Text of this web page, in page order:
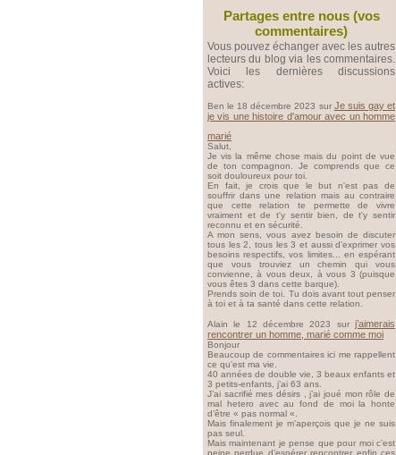
Partages entre nous (vos
commentaires)
Vous pouvez échanger avec les autres
lecteurs du blog via les commentaires.
Voici les dernières discussions
actives:
Ben le 18 décembre 2023 sur Je suis gay et
je vis une histoire d'amour avec un homme
marié
Salut,
Je vis la même chose mais du point de vue
de ton compagnon. Je comprends que ce
soit douloureux pour toi.
En fait, je crois que le but n'est pas de
souffrir dans une relation mais au contraire
que cette relation te permette de vivre
vraiment et de t'y sentir bien, de t'y sentir
reconnu et en sécurité.
A mon sens, vous avez besoin de discuter
tous les 2, tous les 3 et aussi d'exprimer vos
besoins respectifs, vos limites... en espérant
que vous trouviez un chemin qui vous
convienne, à vous deux, à vous 3 (puisque
vous êtes 3 dans cette barque).
Prends soin de toi. Tu dois avant tout penser
à toi et à ta santé dans cette relation.
Alain le 12 décembre 2023 sur j’aimerais
rencontrer un homme, marié comme moi
Bonjour
Beaucoup de commentaires ici me rappellent
ce qu’est ma vie.
40 années de double vie, 3 beaux enfants et
3 petits-enfants, j’ai 63 ans.
J’ai sacrifié mes désirs , j’ai joué mon rôle de
mal hetero avec au fond de moi la honte
d’être « pas normal «.
Mais finalement je m’aperçois que je ne suis
pas seul.
Mais maintenant je pense que pour moi c’est
peine perdue d’espérer rencontrer enfin ces